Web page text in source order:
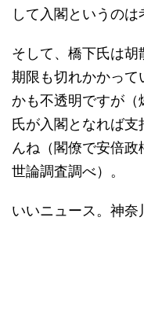
して入閣というのは
そして、橋下氏は
期限も切れかかって
かも不透明ですが（
氏が入閣となれば
んね（閣僚で安倍政
世論調査調べ）。
いいニュース。神奈